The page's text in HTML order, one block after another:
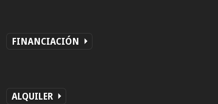
FINANCIACIÓN
ALQUILER